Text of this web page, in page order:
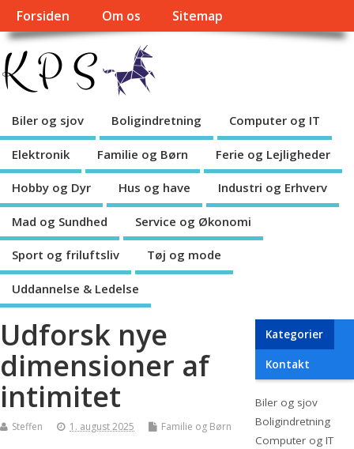
Forsiden Om os Sitemap
Biler og sjov Boligindretning Computer og IT
Elektronik Familie og Børn Ferie og Lejligheder
Hobby og Dyr Hus og have Industri og Erhverv
Mad og Sundhed Service og Økonomi
Sport og friluftsliv Tøj og mode
Uddannelse & Ledelse
Udforsk nye
dimensioner af
intimitet
Steffen 1. august 2025 Familie og Børn
Kategorier
Kontakt
Biler og sjov
Boligindretning
Computer og IT